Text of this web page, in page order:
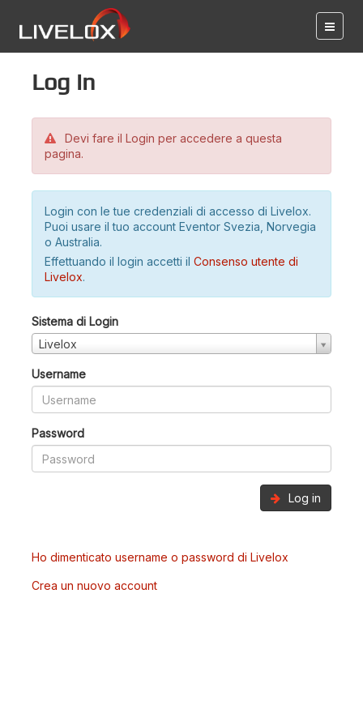
Log in
Devi fare il Login per accedere a questa
pagina.
Login con le tue credenziali di accesso di Livelox.
Puoi usare il tuo account Eventor Svezia, Norvegia
o Australia.
Effettuando il login accetti il Consenso utente di
Livelox.
Sistema di Login
Livelox
Username
Password
Log in
Ho dimenticato username o password di Livelox
Crea un nuovo account